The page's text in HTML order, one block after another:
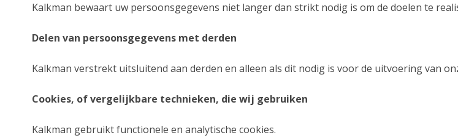
Kalkman bewaart uw persoonsgegevens niet langer dan strikt nodig is om de doelen te
Delen van persoonsgegevens met derden
Kalkman verstrekt uitsluitend aan derden en alleen als dit nodig is voor de uitvoering van
Cookies, of vergelijkbare technieken, die wij gebruiken
Kalkman gebruikt functionele en analytische cookies.